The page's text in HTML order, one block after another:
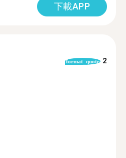
下載APP
format_quote 2